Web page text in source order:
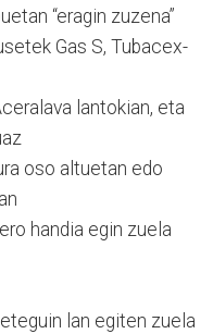
“eragin zuzena”
Gas S, Tubacex-
lantokian, eta
oso altuetan edo
handia egin zuela
lan egiten zuela